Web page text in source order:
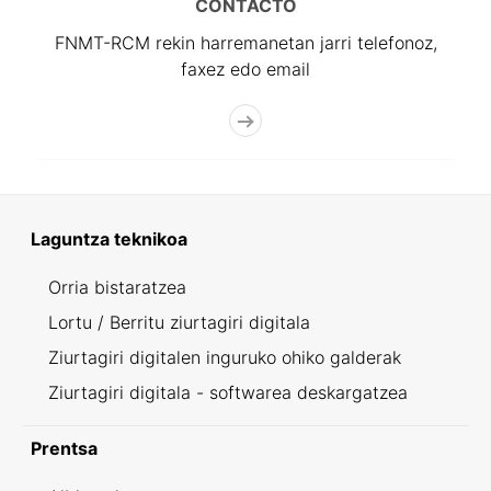
CONTACTO
FNMT-RCM rekin harremanetan jarri telefonoz,
faxez edo email
Laguntza teknikoa
Orria bistaratzea
Lortu / Berritu ziurtagiri digitala
Ziurtagiri digitalen inguruko ohiko galderak
Ziurtagiri digitala - softwarea deskargatzea
Prentsa